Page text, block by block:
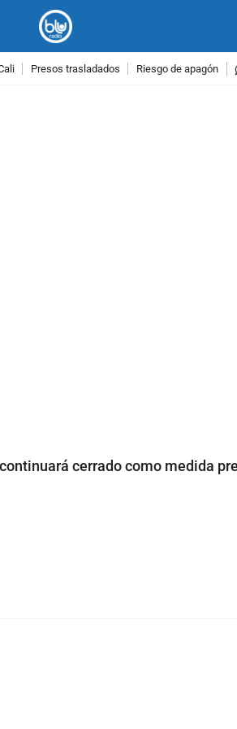
Presos trasladados Riesgo de apagón
cerrado como medida